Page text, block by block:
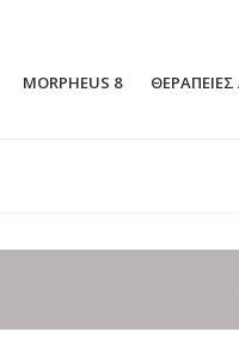
MORPHEUS 8